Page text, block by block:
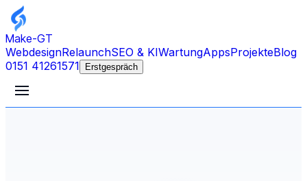
Make-GT
WebdesignRelaunchSEO & KIWartungAppsProjekteBlog
0151 41261571
Erstgespräch